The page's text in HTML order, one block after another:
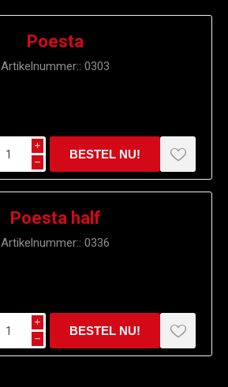
Poesta
Artikelnummer:: 0303
i
h
Poesta half
Artikelnummer:: 0336
i
h